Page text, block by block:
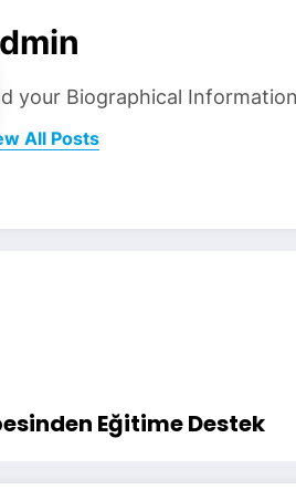
your Biographical
All Posts
Eğitime Destek